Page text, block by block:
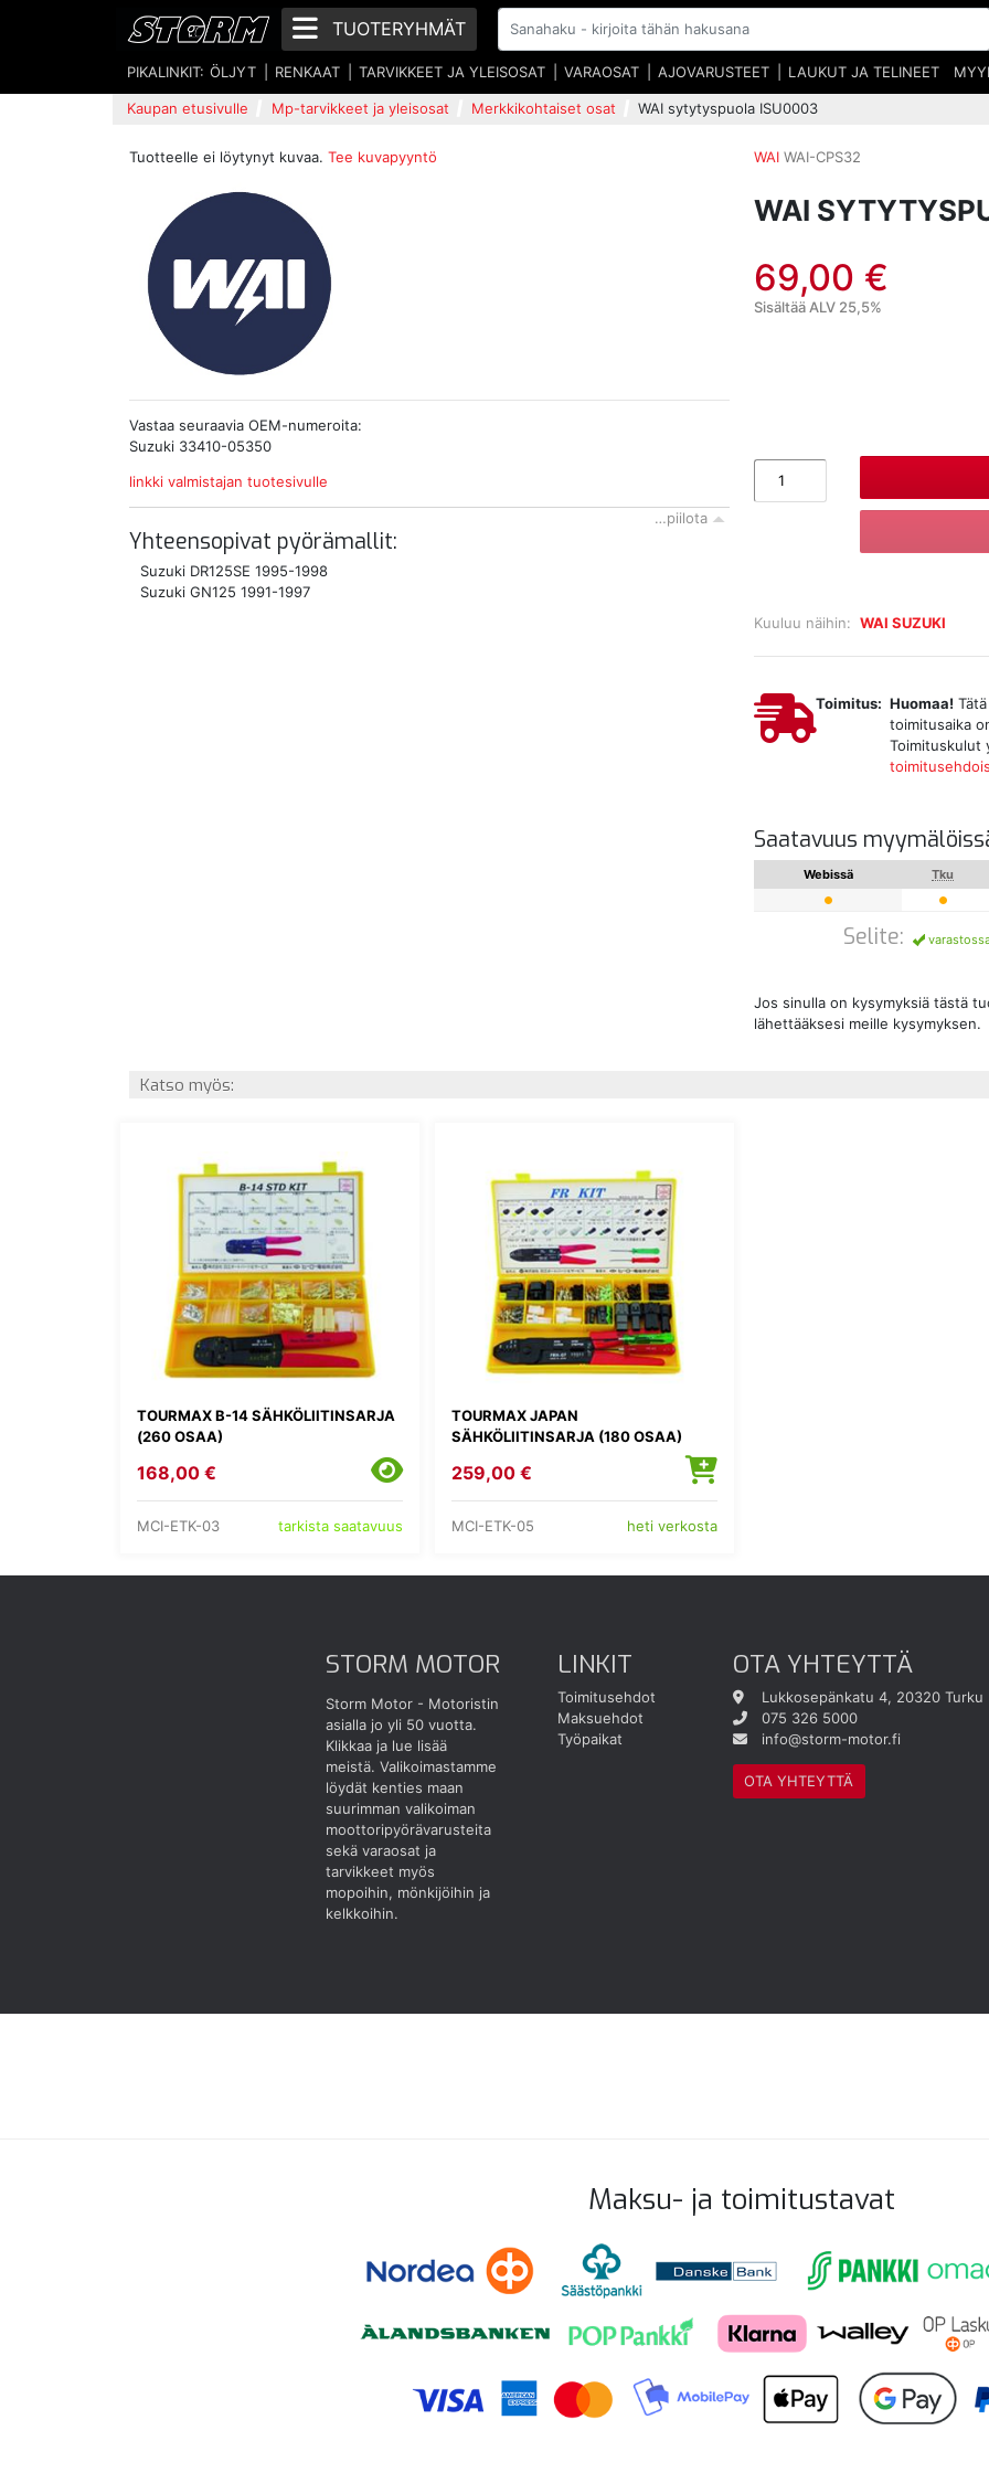
TUOTERYHMÄT
PIKALINKIT: ÖLJYT RENKAAT TARVIKKEET JA YLEISOSAT VARAOSAT AJOVARUSTEET LAUKUT JA TELINEET
Kaupan etusivulle Mp-tarvikkeet ja yleisosat Merkkikohtaiset osat WAI sytytyspuola ISU0003
Tuotteelle ei löytynyt kuvaa. Tee kuvapyyntö WAI WAI-CPS32
WAI
69,00 €
Sisältää ALV 25,5%
Kuuluu näihin: WAI SUZUKI
Toimitus: Huomaa!
toimitusaika
Toimituskulut
Saatavuus
Webissä Tku
Selite:
Jos sinulla on kysymyksiä tästä
lähettääksesi meille kysymyksen.
Vastaa seuraavia OEM-numeroita:
Suzuki 33410-05350
linkki valmistajan tuotesivulle
…piilota
Yhteensopivat pyörämallit:
Suzuki DR125SE 1995-1998
Suzuki GN125 1991-1997
Katso myös:
TOURMAX B-14 SÄHKÖLIITINSARJA
(260 OSAA)
168,00 €
MCI-ETK-03 tarkista saatavuus
TOURMAX JAPAN
SÄHKÖLIITINSARJA (180 OSAA)
259,00 €
MCI-ETK-05 heti verkosta
STORM MOTOR
Storm Motor - Motoristin
asialla jo yli 50 vuotta.
Klikkaa ja lue lisää
meistä. Valikoimastamme
löydät kenties maan
suurimman valikoiman
moottoripyörävarusteita
sekä varaosat ja
tarvikkeet myös
mopoihin, mönkijöihin ja
kelkkoihin.
LINKIT
Toimitusehdot
Maksuehdot
Työpaikat
OTA YHTEYTTÄ
Lukkosepänkatu 4, 20320 Turku
075 326 5000
info@storm-motor.fi
OTA YHTEYTTÄ
Maksu- ja toimitustavat